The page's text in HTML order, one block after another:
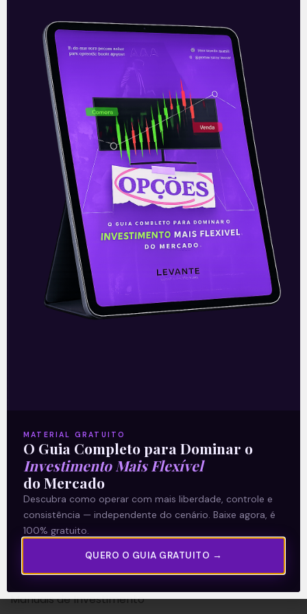
Intel: Reunião com
representantes do governo
De acordo com informações de
mercado, o CEO da Intel – Pat Gelsinger
– vem se reunindo com representantes
do governo Biden para tratar sobre
Leia mais
16/08/2021
Termos e Condições
Política de Privacidade
Explore
Artigos
E Eu Com Isso?
Vídeos no Youtube
Manuais de Investimento
MATERIAL GRATUITO
O Guia Completo para Dominar o
Investimento Mais Flexível
do Mercado
Descubra como operar com mais liberdade, controle e
consistência — independente do cenário. Baixe agora, é
100% gratuito.
QUERO O GUIA GRATUITO →